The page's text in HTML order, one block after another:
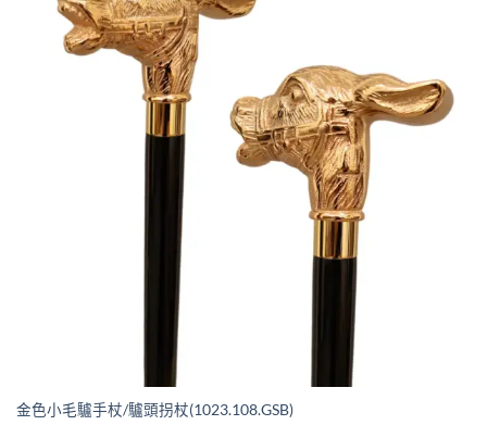
金色小毛驢手杖/驢頭拐杖(1023.108.GSB)